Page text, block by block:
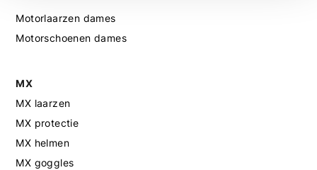
Motorlaarzen dames
Motorschoenen dames
MX
MX laarzen
MX protectie
MX helmen
MX goggles